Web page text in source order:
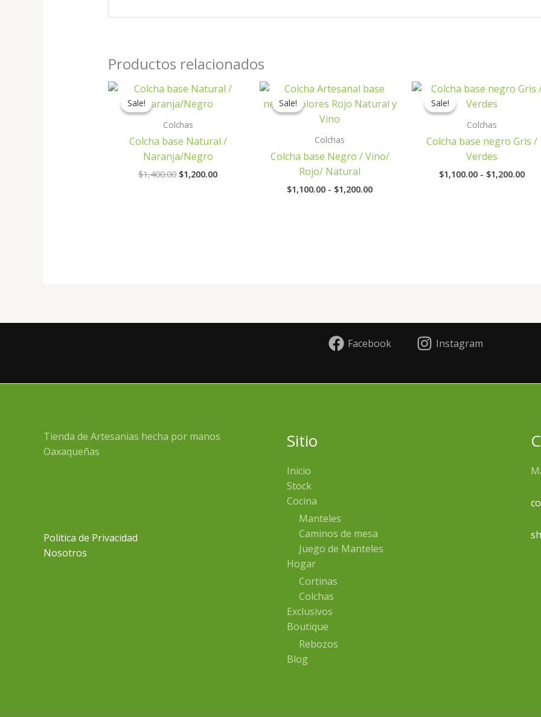
Productos relacionados
Sale!
Sale!
Colchas
Colcha base Natural /
Naranja/Negro
$1,400.00
Original
was:
$1,400.00.
$1,200.00
Current
Sale!
Sale!
Colchas
Colcha base Negro / Vino/
Rojo/ Natural
$1,100.00 - $1,200.00
Rango
precios:
$1,200.00
Sale!
Sale!
Colchas
Colcha base negro Gris /
Verdes
$1,100.00 - $1,200.00
Facebook Instagram
Tienda de Artesanias hecha por manos
Oaxaqueñas
Politica de Privacidad
Nosotros
Sitio
Inicio
Stock
Cocina
Manteles
Caminos de mesa
Juego de Manteles
Hogar
Cortinas
Colchas
Exclusivos
Boutique
Rebozos
Blog